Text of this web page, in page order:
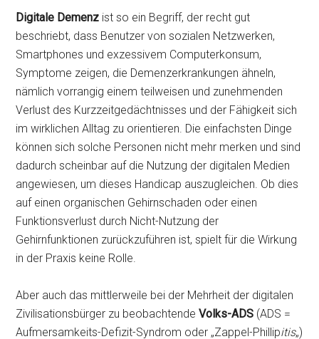
Digitale Demenz ist so ein Begriff, der recht gut
beschriebt, dass Benutzer von sozialen Netzwerken,
Smartphones und exzessivem Computerkonsum,
Symptome zeigen, die Demenzerkrankungen ähneln,
nämlich vorrangig einem teilweisen und zunehmenden
Verlust des Kurzzeitgedächtnisses und der Fähigkeit sich
im wirklichen Alltag zu orientieren. Die einfachsten Dinge
können sich solche Personen nicht mehr merken und sind
dadurch scheinbar auf die Nutzung der digitalen Medien
angewiesen, um dieses Handicap auszugleichen. Ob dies
auf einen organischen Gehirnschaden oder einen
Funktionsverlust durch Nicht-Nutzung der
Gehirnfunktionen zurückzuführen ist, spielt für die Wirkung
in der Praxis keine Rolle.
Aber auch das mittlerweile bei der Mehrheit der digitalen
Zivilisationsbürger zu beobachtendeVolks-ADS (ADS =
Aufmersamkeits-Defizit-Syndrom oder „Zappel-Phillipitis„)